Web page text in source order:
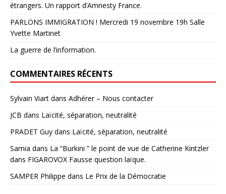
étrangers. Un rapport d’Amnesty France.
PARLONS IMMIGRATION ! Mercredi 19 novembre 19h Salle
Yvette Martinet
La guerre de l’information.
COMMENTAIRES RÉCENTS
Sylvain Viart dans Adhérer – Nous contacter
JCB dans Laïcité, séparation, neutralité
PRADET Guy dans Laïcité, séparation, neutralité
Samia dans La “Burkini ” le point de vue de Catherine Kintzler
dans FIGAROVOX Fausse question laïque.
SAMPER Philippe dans Le Prix de la Démocratie